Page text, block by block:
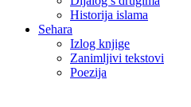
Historija islama
Sehara
Izlog knjige
Zanimljivi tekstovi
Poezija